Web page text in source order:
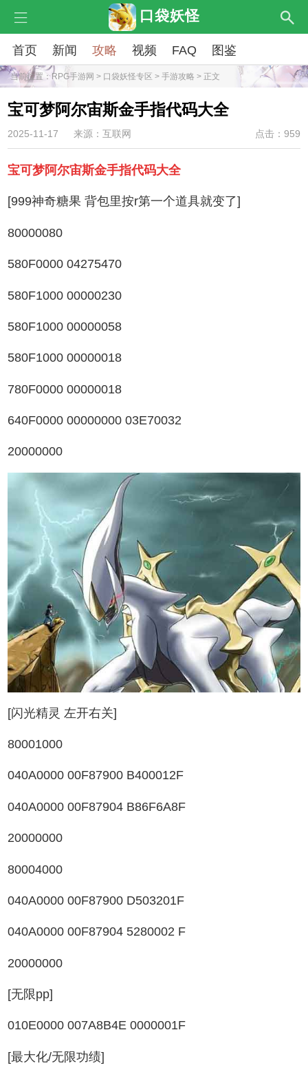
口袋妖怪
首页 新闻 攻略 视频 FAQ 图鉴
当前位置：RPG手游网 > 口袋妖怪专区 > 手游攻略 > 正文
宝可梦阿尔宙斯金手指代码大全
2025-11-17 来源：互联网 点击：959
宝可梦阿尔宙斯金手指代码大全
[999神奇糖果 背包里按r第一个道具就变了]
80000080
580F0000 04275470
580F1000 00000230
580F1000 00000058
580F1000 00000018
780F0000 00000018
640F0000 00000000 03E70032
20000000
[闪光精灵 左开右关]
80001000
040A0000 00F87900 B400012F
040A0000 00F87904 B86F6A8F
20000000
80004000
040A0000 00F87900 D503201F
040A0000 00F87904 5280002 F
20000000
[无限pp]
010E0000 007A8B4E 0000001F
[最大化/无限功绩]